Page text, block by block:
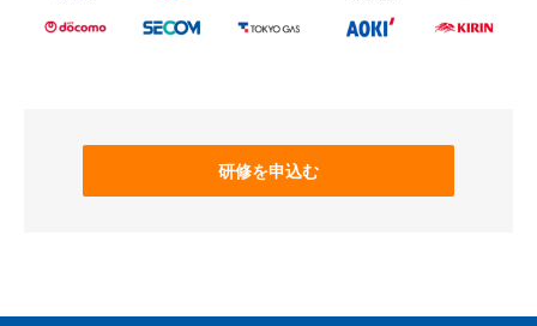
研修を申込む